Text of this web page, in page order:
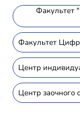
Факультет
Факультет
Центр
Центр заочного